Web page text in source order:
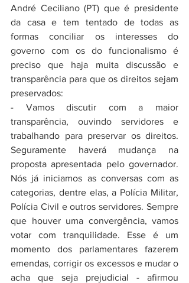
André Ceciliano (PT) que é presidente
da casa e tem tentado de todas as
formas conciliar os interesses do
governo com os do funcionalismo é
preciso que haja muita discussão e
transparência para que os direitos sejam
preservados:
- Vamos discutir com a maior
transparência, ouvindo servidores e
trabalhando para preservar os direitos.
Seguramente haverá mudança na
proposta apresentada pelo governador.
Nós já iniciamos as conversas com as
categorias, dentre elas, a Polícia Militar,
Polícia Civil e outros servidores. Sempre
que houver uma convergência, vamos
votar com tranquilidade. Esse é um
momento dos parlamentares fazerem
emendas, corrigir os excessos e mudar o
acha que seja prejudicial - afirmou